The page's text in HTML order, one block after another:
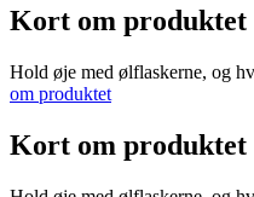
Kort om produktet
Hold øje med ølflaskerne, og
om produktet
Kort om produktet